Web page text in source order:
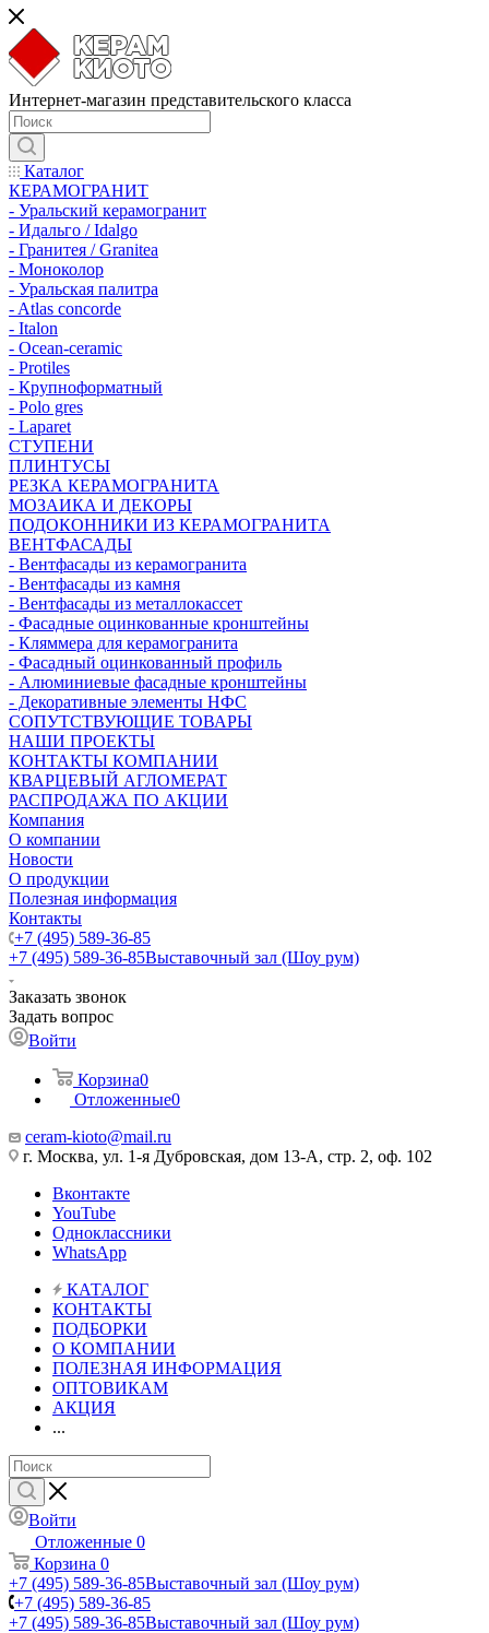
Интернет-магазин представительского класса
Каталог
КЕРАМОГРАНИТ
- Уральский керамогранит
- Идальго / Idalgo
- Гранитея / Granitea
- Моноколор
- Уральская палитра
- Atlas concorde
- Italon
- Ocean-ceramic
- Protiles
- Крупноформатный
- Polo gres
- Laparet
СТУПЕНИ
ПЛИНТУСЫ
РЕЗКА КЕРАМОГРАНИТА
МОЗАИКА И ДЕКОРЫ
ПОДОКОННИКИ ИЗ КЕРАМОГРАНИТА
ВЕНТФАСАДЫ
- Вентфасады из керамогранита
- Вентфасады из камня
- Вентфасады из металлокассет
- Фасадные оцинкованные кронштейны
- Кляммера для керамогранита
- Фасадный оцинкованный профиль
- Алюминиевые фасадные кронштейны
- Декоративные элементы НФС
СОПУТСТВУЮЩИЕ ТОВАРЫ
НАШИ ПРОЕКТЫ
КОНТАКТЫ КОМПАНИИ
КВАРЦЕВЫЙ АГЛОМЕРАТ
РАСПРОДАЖА ПО АКЦИИ
Компания
О компании
Новости
О продукции
Полезная информация
Контакты
+7 (495) 589-36-85
+7 (495) 589-36-85Выставочный зал (Шоу рум)
Заказать звонок
Задать вопрос
Войти
Корзина0
Отложенные0
ceram-kioto@mail.ru
г. Москва, ул. 1-я Дубровская, дом 13-А, стр. 2, оф. 102
Вконтакте
YouTube
Одноклассники
WhatsApp
КАТАЛОГ
КОНТАКТЫ
ПОДБОРКИ
О КОМПАНИИ
ПОЛЕЗНАЯ ИНФОРМАЦИЯ
ОПТОВИКАМ
АКЦИЯ
...
Войти
Отложенные 0
Корзина 0
+7 (495) 589-36-85Выставочный зал (Шоу рум)
+7 (495) 589-36-85
+7 (495) 589-36-85Выставочный зал (Шоу рум)